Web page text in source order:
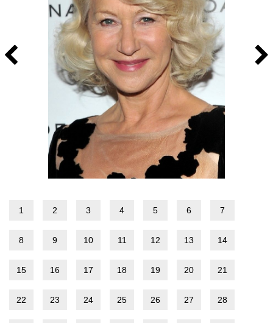
1 2 3 4 5 6 7
8 9 10 11 12 13 14
15 16 17 18 19 20 21
22 23 24 25 26 27 28